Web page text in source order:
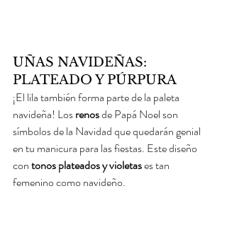
UÑAS NAVIDEÑAS:
PLATEADO Y PÚRPURA
¡El lila también forma parte de la paleta
navideña! Los renos de Papá Noel son
símbolos de la Navidad que quedarán genial
en tu manicura para las fiestas. Este diseño
con tonos plateados y violetas es tan
femenino como navideño.